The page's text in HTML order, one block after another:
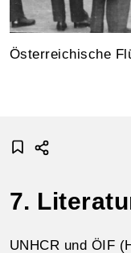
Österreichische
7.
UNHCR und ÖIF